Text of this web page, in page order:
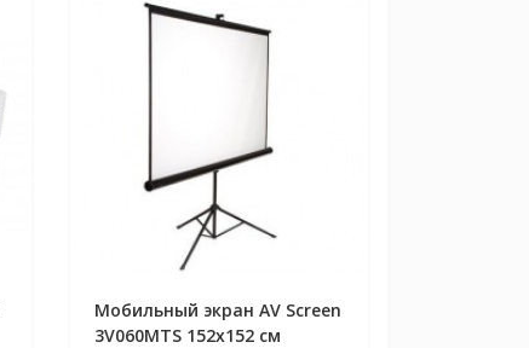
Мобильный экран AV Screen
3V060MTS 152x152 см